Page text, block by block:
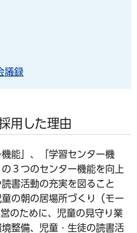
議録
用した理由
能」、「学習センター機
３つのセンター機能を向上
書活動の充実を図ること
の朝の居場所づくり（モー
のために、児童の見守り業
整備、児童・生徒の読書活